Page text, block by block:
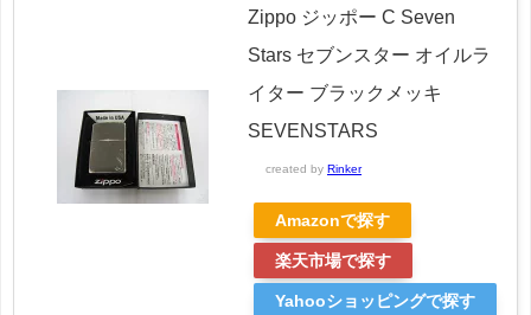
Zippo ジッポー C Seven
Stars セブンスター オイルラ
イター ブラックメッキ
SEVENSTARS
created by Rinker
Amazonで探す
楽天市場で探す
Yahooショッピングで探す